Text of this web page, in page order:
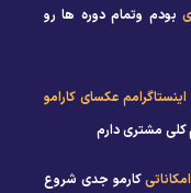
بودم وتمام دوره ها رو
عکسای کارامو
کلی مشتری دارم
کارمو جدی شروع